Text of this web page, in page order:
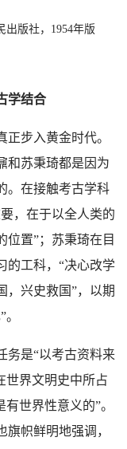
出版社，1954年版
学结合
步入黄金时代。
苏秉琦都是因为
。在接触考古学科
，在于以全人类的
位置”；苏秉琦在目
的工科，“决心改学
兴史救国”，以期
是“以考古资料来
世界文明史中所占
世界性意义的”。
帜鲜明地强调，